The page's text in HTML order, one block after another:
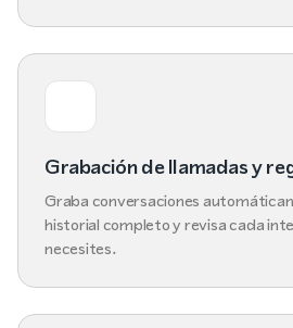
Grabación de llamadas y
Graba conversaciones
historial completo y revisa cada
necesites.